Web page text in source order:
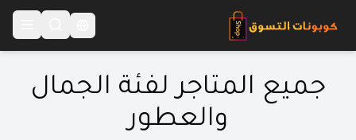
جميع المتاجر لفئة الجمال
والعطور